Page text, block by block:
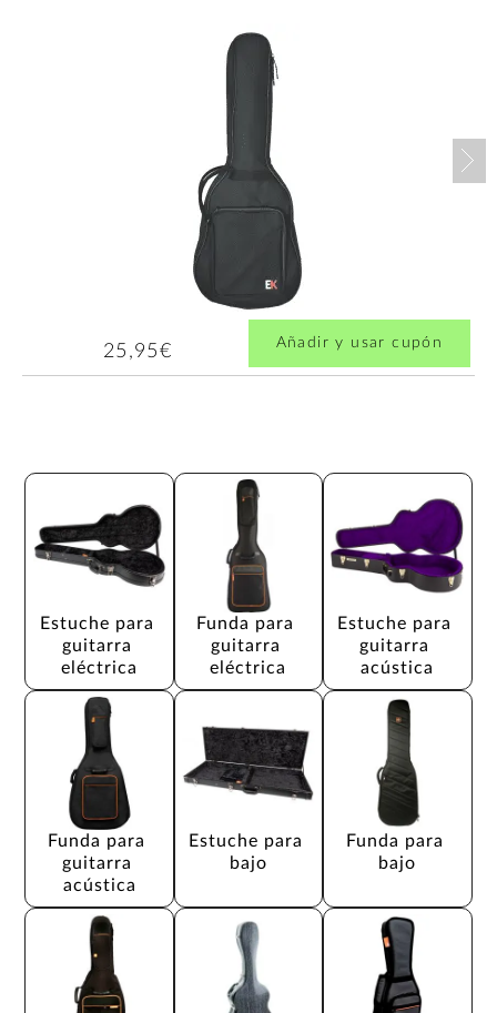
25,95€ Añadir y usar cupón
Estuche para
guitarra
eléctrica
Funda para
guitarra
eléctrica
Estuche para
guitarra
acústica
Funda para
guitarra
acústica
Estuche para
bajo
Funda para
bajo